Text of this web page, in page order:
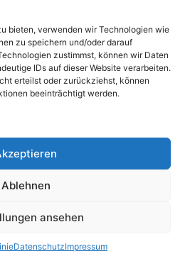
bieten, verwenden wir Technologien wie
zu speichern und/oder darauf
zustimmst, können wir Daten
IDs auf dieser Website verarbeiten.
erteilst oder zurückziehst, können
beeinträchtigt werden.
Ablehnen
ansehen
DatenschutzImpressum
Spargelessen
Geschäftsstelle |
80 | 21073 Hamburg
Cookie-Richtlinie (EU)